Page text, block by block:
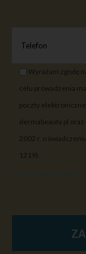
Wyrażam zgodę
celu prowadzenia
poczty
dermabeauty.pl oraz
2002 r. o
1219).